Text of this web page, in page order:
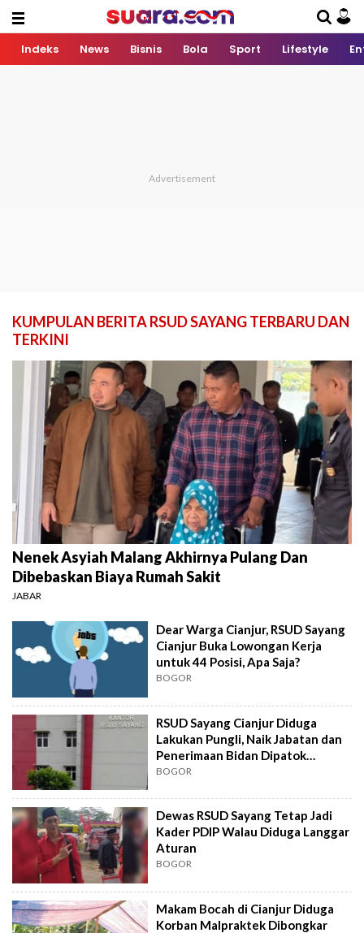
Indeks News Bisnis Bola Sport Lifestyle
KUMPULAN BERITA RSUD SAYANG TERBARU DAN
TERKINI
Nenek Asyiah Malang Akhirnya Pulang Dan
Dibebaskan Biaya Rumah Sakit
JABAR
Dear Warga Cianjur, RSUD Sayang
Cianjur Buka Lowongan Kerja
untuk 44 Posisi, Apa Saja?
BOGOR
RSUD Sayang Cianjur Diduga
Lakukan Pungli, Naik Jabatan dan
Penerimaan Bidan Dipatok
Puluhan Juta
BOGOR
Dewas RSUD Sayang Tetap Jadi
Kader PDIP Walau Diduga Langgar
Aturan
BOGOR
Makam Bocah di Cianjur Diduga
Korban Malpraktek Dibongkar